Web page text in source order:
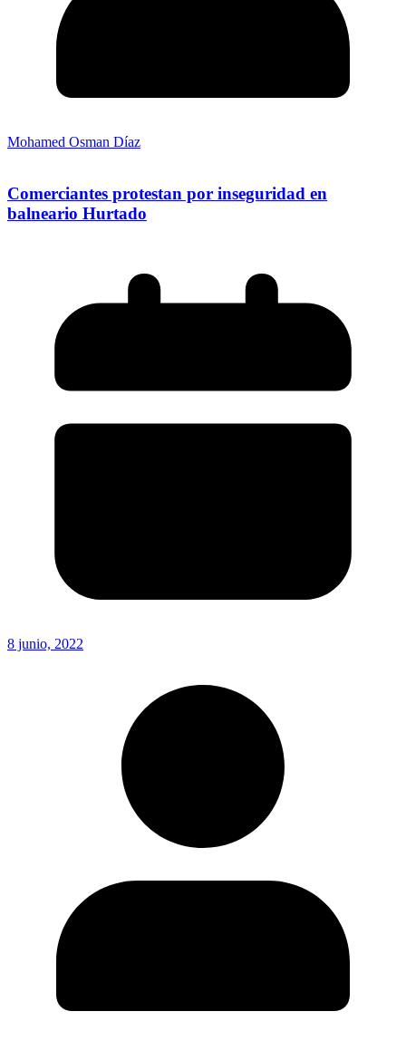
Mohamed Osman Díaz
Comerciantes protestan por inseguridad en
balneario Hurtado
8 junio, 2022